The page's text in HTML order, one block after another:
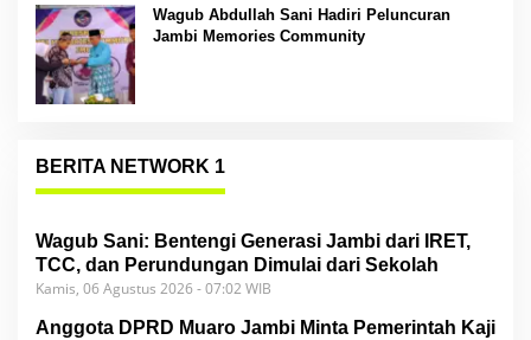
Wagub Abdullah Sani Hadiri Peluncuran
Jambi Memories Community
BERITA NETWORK 1
Wagub Sani: Bentengi Generasi Jambi dari IRET,
TCC, dan Perundungan Dimulai dari Sekolah
Kamis, 06 Agustus 2026 - 07:02 WIB
Anggota DPRD Muaro Jambi Minta Pemerintah Kaji